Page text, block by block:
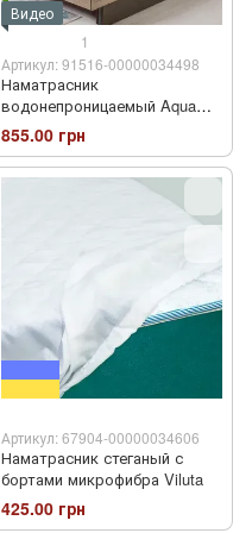
Видео
1
Артикул: 91516-00000034498
Наматрасник
водонепроницаемый Aqua
Stop Идея
855.00 грн
Артикул: 67904-00000034606
Наматрасник стеганый с
бортами микрофибра Viluta
425.00 грн